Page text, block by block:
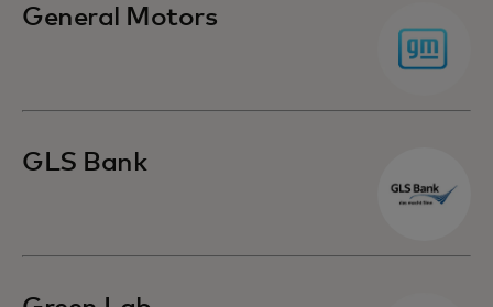
General Motors
GLS Bank